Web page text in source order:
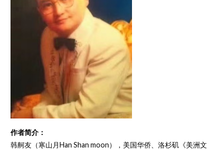
作者简介：
韩舸友（寒山月Han Shan moon），美国华侨、洛杉矶《美洲文